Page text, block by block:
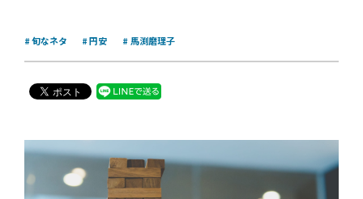
旬なネタ 円安 馬渕磨理子